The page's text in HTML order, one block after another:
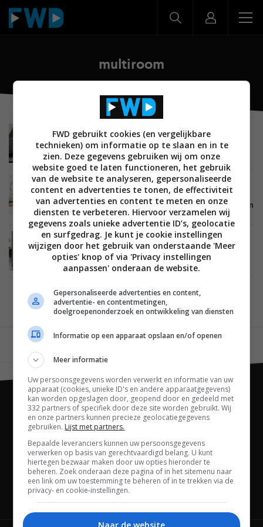
multiroom
AUDIO 20 AUGUSTUS 2014
LG kondigt multiroom speakersysteem Music
Flow aan
TIPS EN ADVIES AUDIO
RECEIVERS EN VERSTERKERS
28 AUGUSTUS 2012
Hoe werkt multi-zone en multi-room audio op een
home cinema receiver?
AUDIO 14 JUNI 2011
Philips lanceert Wifi multiroom hifisysteem;
WMS8080
1 2 3
Channels
FWD gebruikt cookies (en vergelijkbare
technieken) om informatie op te slaan en in te
zien. Deze gegevens gebruiken wij om onze
website goed te laten functioneren, het gebruik
van de website te analyseren, gepersonaliseerde
content en advertenties te tonen, de effectiviteit
van advertenties en content te meten en onze
diensten te verbeteren. Hiervoor verzamelen wij
gegevens zoals unieke advertentie ID’s, geolocatie
en surfgedrag. Je kunt je cookie instellingen
wijzigen door het gebruik van onderstaande 'Meer
opties' knop of via 'Privacy instellingen
aanpassen' onderaan de website.
Gepersonaliseerde advertenties en content,
advertentie- en contentmetingen,
doelgroepenonderzoek en ontwikkeling van diensten
Informatie op een apparaat opslaan en/of openen
Meer informatie
Uw persoonsgegevens worden verwerkt en informatie van uw
apparaat (cookies, unieke ID's en andere apparaatgegevens)
kan worden opgeslagen door, geopend door en gedeeld met
332 partners of specifiek door deze site worden gebruikt. Wij
en onze partners kunnen precieze geolocatiegegevens
gebruiken. Lijst met partners.
Bepaalde leveranciers kunnen uw persoonsgegevens
verwerken op basis van gerechtvaardigd belang. U kunt
hiertegen bezwaar maken door uw opties hieronder te
beheren. Zoek onderaan deze pagina of in het sitemenu naar
een link om uw toestemming te beheren of in te trekken via de
privacy- en cookie-instellingen.